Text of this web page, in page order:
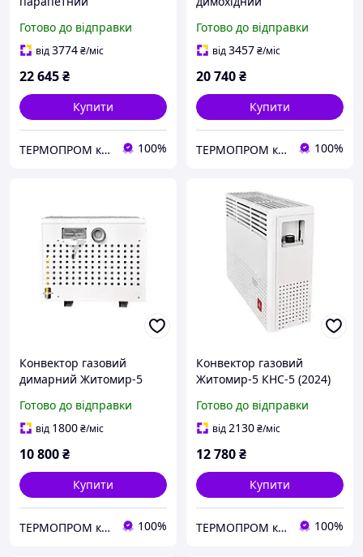
М АДГВ 12 СН_
Готово до відправки
від3774₴/міс
22 645₴
Купити
TEPMOПРОМ крамниця та інтернет продажі 100%
КС-ГВ-12 СН_
Готово до відправки
від3457₴/міс
20 740₴
Купити
TEPMOПРОМ крамниця та інтернет продажі 100%
Конвектор газовий
димарний Житомир-5
(форсунки під балонний
газ)
Готово до відправки
від 1800₴/міс
10 800₴
Купити
TEPMOПРОМ крамниця та інтернет продажі 100%
Конвектор газовий
Житомир-5 КНС-5 (2024)
балонний газ)
Готово до відправки
від2130₴/міс
12 780₴
Купити
TEPMOПРОМ крамниця та інтернет продажі 100%